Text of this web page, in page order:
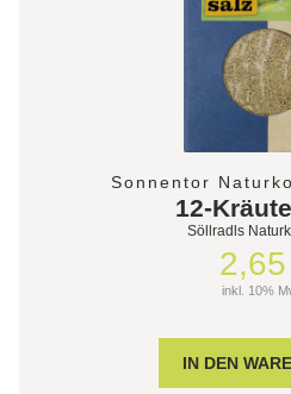
Sonnentor
12-
Söllradls
inkl. 10%